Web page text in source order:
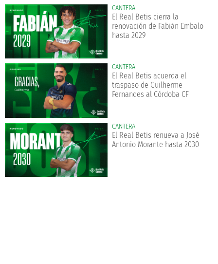
CANTERA
El Real Betis cierra la
renovación de Fabián Embalo
hasta 2029
CANTERA
El Real Betis acuerda el
traspaso de Guilherme
Fernandes al Córdoba CF
CANTERA
El Real Betis renueva a José
Antonio Morante hasta 2030